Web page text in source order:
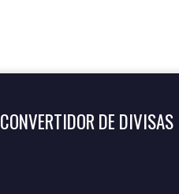
CONVERTIDOR DE DIVISAS